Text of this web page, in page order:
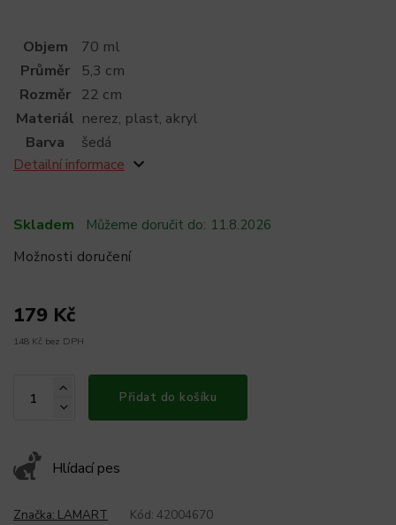
Skladem Můžeme doručit do: 11.8.2026
Možnosti doručení
179 Kč
148 Kč bez DPH
Přidat do košíku
Hlídací pes
Objem
70 ml
Průměr
5,3 cm
Rozměr 22 cm
Materiál nerez, plast, akryl
Barva
šedá
Detailní informace
Značka: LAMART Kód: 42004670